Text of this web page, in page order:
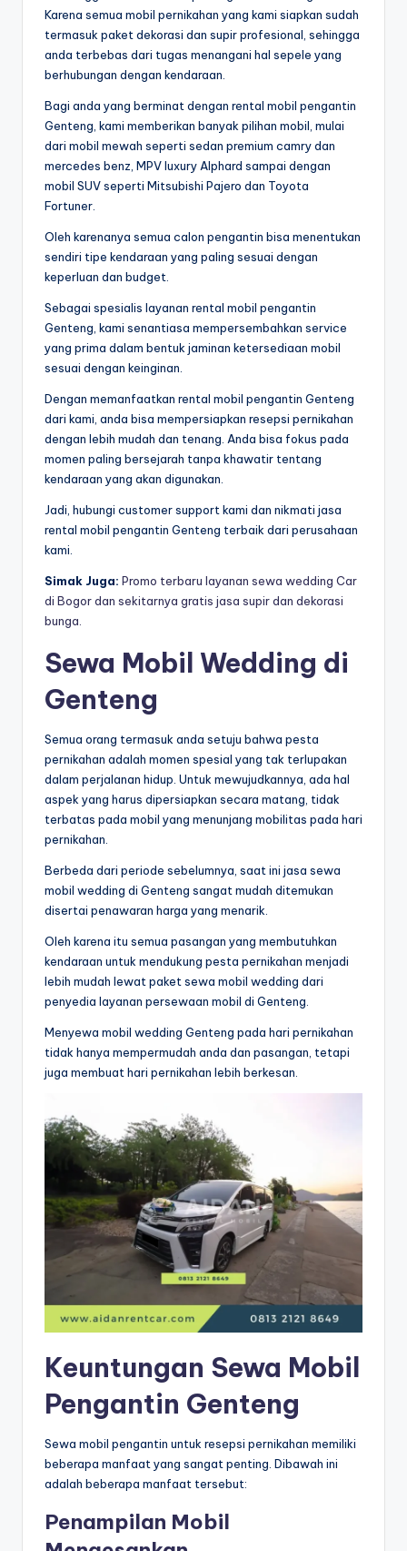
Karena semua mobil pernikahan yang kami siapkan sudah
termasuk paket dekorasi dan supir profesional, sehingga
anda terbebas dari tugas menangani hal sepele yang
berhubungan dengan kendaraan.
Bagi anda yang berminat dengan rental mobil pengantin
Genteng, kami memberikan banyak pilihan mobil, mulai
dari mobil mewah seperti sedan premium camry dan
mercedes benz, MPV luxury Alphard sampai dengan
mobil SUV seperti Mitsubishi Pajero dan Toyota
Fortuner.
Oleh karenanya semua calon pengantin bisa menentukan
sendiri tipe kendaraan yang paling sesuai dengan
keperluan dan budget.
Sebagai spesialis layanan rental mobil pengantin
Genteng, kami senantiasa mempersembahkan service
yang prima dalam bentuk jaminan ketersediaan mobil
sesuai dengan keinginan.
Dengan memanfaatkan rental mobil pengantin Genteng
dari kami, anda bisa mempersiapkan resepsi pernikahan
dengan lebih mudah dan tenang. Anda bisa fokus pada
momen paling bersejarah tanpa khawatir tentang
kendaraan yang akan digunakan.
Jadi, hubungi customer support kami dan nikmati jasa
rental mobil pengantin Genteng terbaik dari perusahaan
kami.
Simak Juga: Promo terbaru layanan sewa wedding Car
di Bogor dan sekitarnya gratis jasa supir dan dekorasi
bunga.
Sewa Mobil Wedding di
Genteng
Semua orang termasuk anda setuju bahwa pesta
pernikahan adalah momen spesial yang tak terlupakan
dalam perjalanan hidup. Untuk mewujudkannya, ada hal
aspek yang harus dipersiapkan secara matang, tidak
terbatas pada mobil yang menunjang mobilitas pada hari
pernikahan.
Berbeda dari periode sebelumnya, saat ini jasa sewa
mobil wedding di Genteng sangat mudah ditemukan
disertai penawaran harga yang menarik.
Oleh karena itu semua pasangan yang membutuhkan
kendaraan untuk mendukung pesta pernikahan menjadi
lebih mudah lewat paket sewa mobil wedding dari
penyedia layanan persewaan mobil di Genteng.
Menyewa mobil wedding Genteng pada hari pernikahan
tidak hanya mempermudah anda dan pasangan, tetapi
juga membuat hari pernikahan lebih berkesan.
Keuntungan Sewa Mobil
Pengantin Genteng
Sewa mobil pengantin untuk resepsi pernikahan memiliki
beberapa manfaat yang sangat penting. Dibawah ini
adalah beberapa manfaat tersebut:
Penampilan Mobil